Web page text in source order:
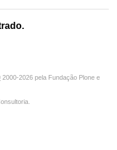
2000-2026 pela Fundação Plone e